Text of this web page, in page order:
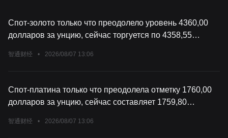
Спот-золото только что преодолело уровень 4360,00
долларов за унцию, сейчас торгуется по 4358,55
основные фьючерсы на золото на COMEX сейчас
智通财经 • 2026/08/07 13:06
Спот-платина только что преодолела отметку 1760,00
долларов за унцию, сейчас составляет 1759,80
на платину Nymex с ближайшим сроком поставки
智通财经 • 2026/08/07 13:06